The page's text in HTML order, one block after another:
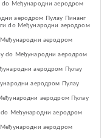
do Међународни аеродром
аеродром Пулау Пинанг
do Међународни аеродром
аеродром
do Међународни аеродром
аеродром Пулау
аеродром Пулау
аеродром Пулау
Међународни аеродром
аеродром